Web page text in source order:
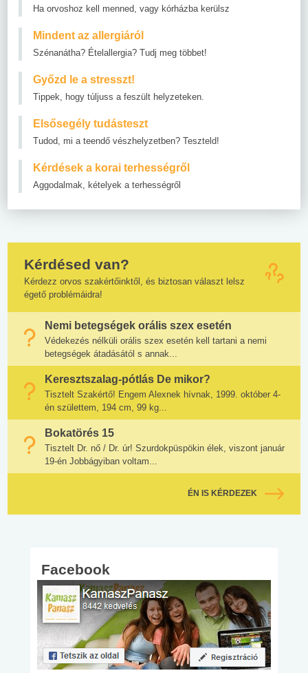
Ha orvoshoz kell menned, vagy kórházba kerülsz
Mindent az allergiáról
Szénanátha? Ételallergia? Tudj meg többet!
Győzd le a stresszt!
Tippek, hogy túljuss a feszült helyzeteken.
Elsősegély tudásteszt
Tudod, mi a teendő vészhelyzetben? Teszteld!
Kérdések a korai terhességről
Aggodalmak, kételyek a terhességről
Kérdésed van?
Kérdezz orvos szakértőinktől, és biztosan választ lelsz
égető problémáidra!
Nemi betegségek orális szex esetén
Védekezés nélküli orális szex esetén kell tartani a nemi
betegségek átadásától s annak...
Keresztszalag-pótlás De mikor?
Tisztelt Szakértő! Engem Alexnek hívnak, 1999. október 4-
én születtem, 194 cm, 99 kg...
Bokatörés 15
Tisztelt Dr. nő / Dr. úr! Szurdokpüspökin élek, viszont január
19-én Jobbágyiban voltam...
ÉN IS KÉRDEZEK
Facebook